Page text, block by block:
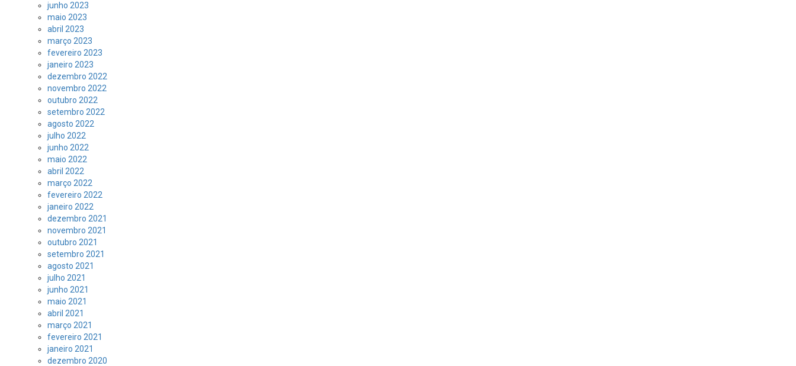
junho 2023
maio 2023
abril 2023
março 2023
fevereiro 2023
janeiro 2023
dezembro 2022
novembro 2022
outubro 2022
setembro 2022
agosto 2022
julho 2022
junho 2022
maio 2022
abril 2022
março 2022
fevereiro 2022
janeiro 2022
dezembro 2021
novembro 2021
outubro 2021
setembro 2021
agosto 2021
julho 2021
junho 2021
maio 2021
abril 2021
março 2021
fevereiro 2021
janeiro 2021
dezembro 2020